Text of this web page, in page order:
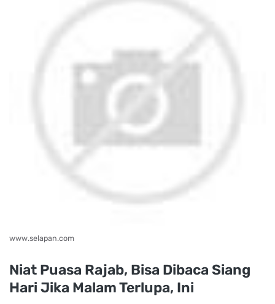
www.selapan.com
Niat Puasa Rajab, Bisa Dibaca Siang
Hari Jika Malam Terlupa, Ini